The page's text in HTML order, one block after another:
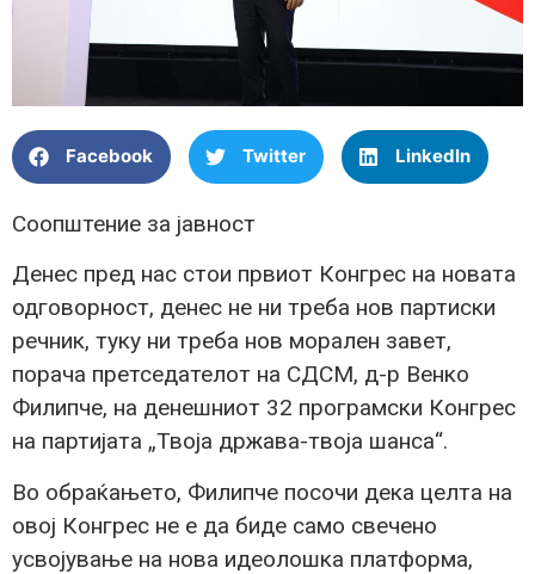
Facebook Twitter LinkedIn
Соопштение за јавност
Денес пред нас стои првиот Конгрес на новата
одговорност, денес не ни треба нов партиски
речник, туку ни треба нов морален завет,
порача претседателот на СДСМ, д-р Венко
Филипче, на денешниот 32 програмски Конгрес
на партијата „Твоја држава-твоја шанса“.
Во обраќањето, Филипче посочи дека целта на
овој Конгрес не е да биде само свечено
усвојување на нова идеолошка платформа,